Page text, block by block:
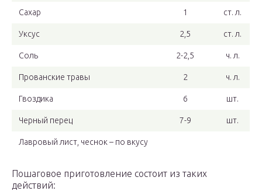
Сахар 1 ст. л.
Уксус 2,5 ст. л.
Соль 2-2,5 ч. л.
Прованские травы 2 ч. л.
Гвоздика 6 шт.
Черный перец 7-9 шт.
Лавровый лист, чеснок – по вкусу
Пошаговое приготовление состоит из таких
действий: